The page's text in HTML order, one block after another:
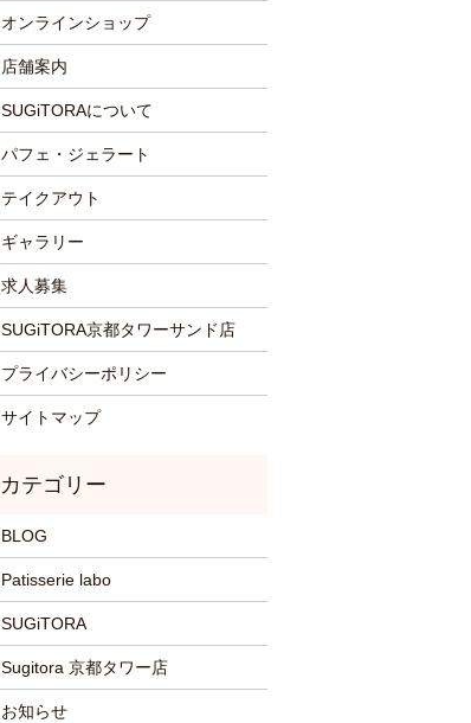
オンラインショップ
店舗案内
SUGiTORAについて
パフェ・ジェラート
テイクアウト
ギャラリー
求人募集
SUGiTORA京都タワーサンド店
プライバシーポリシー
サイトマップ
BLOG
Patisserie labo
SUGiTORA
Sugitora 京都タワー店
お知らせ